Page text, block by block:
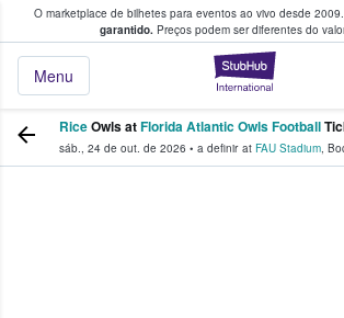
O marketplace de bilhetes para eventos ao vivo desde 2009.
garantido.Preços podem ser diferentes do
Menu
fãs compram e vendem
RiceOwls atFlorida Atlantic Owls Football
sáb., 24 de out. de 2026 • a definir at FAU Stadium,